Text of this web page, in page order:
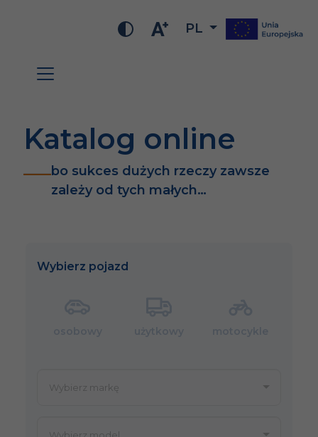
PL
Katalog online
bo sukces dużych rzeczy zawsze
zależy od tych małych…
Wybierz pojazd